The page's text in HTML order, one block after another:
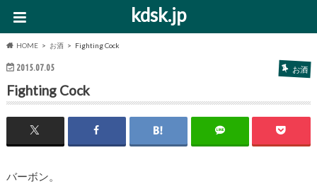
kdsk.jp
HOME お酒 Fighting Cock
2015.07.05 お酒
Fighting Cock
バーボン。